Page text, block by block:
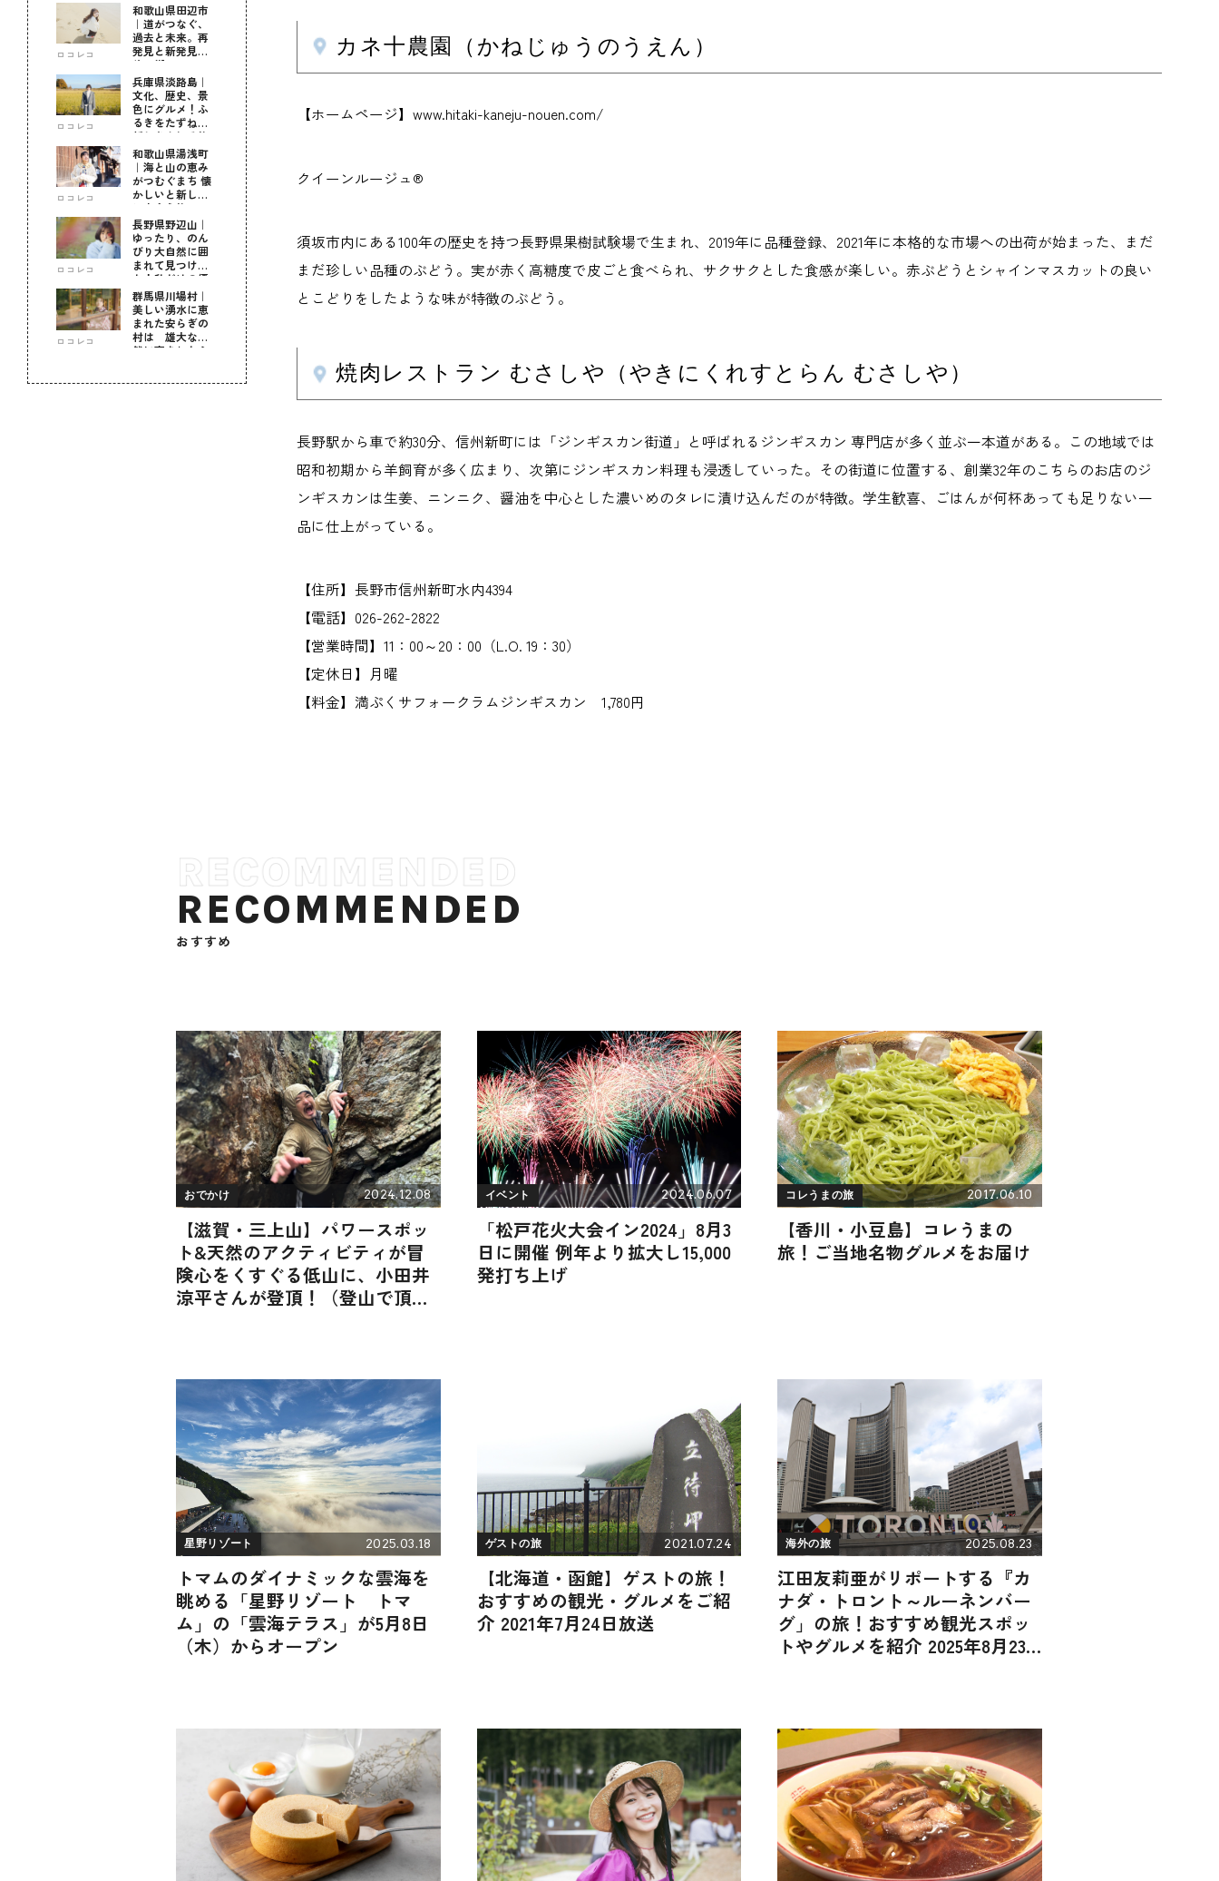
ロコレコ
和歌山県田辺市
｜道がつなぐ、
過去と未来。再
発見と新発見の
待つ街へ
ロコレコ
兵庫県淡路島｜
文化、歴史、景
色にグルメ！ふ
るきをたずねて
新しきを知る旅
ロコレコ
和歌山県湯浅町
｜海と山の恵み
がつむぐまち 懐
かしいと新しい
に出会う旅
ロコレコ
長野県野辺山｜
ゆったり、のん
びり大自然に囲
まれて見つけ
た！私だけの優
しい自分時間
ロコレコ
群馬県川場村｜
美しい湧水に恵
まれた安らぎの
村は 雄大な自
然に育まれた心
カネ十農園（かねじゅうのうえん）
【ホームページ】www.hitaki-kaneju-nouen.com/
クイーンルージュ®
須坂市内にある100年の歴史を持つ長野県果樹試験場で生まれ、2019年に品種登録、2021年に本格的な市場への出荷が始まった、まだ
まだ珍しい品種のぶどう。実が赤く高糖度で皮ごと食べられ、サクサクとした食感が楽しい。赤ぶどうとシャインマスカットの良い
とこどりをしたような味が特徴のぶどう。
焼肉レストラン むさしや（やきにくれすとらん むさしや）
長野駅から車で約30分、信州新町には「ジンギスカン街道」と呼ばれるジンギスカン 専門店が多く並ぶ一本道がある。この地域では
昭和初期から羊飼育が多く広まり、次第にジンギスカン料理も浸透していった。その街道に位置する、創業32年のこちらのお店のジ
ンギスカンは生姜、ニンニク、醤油を中心とした濃いめのタレに漬け込んだのが特徴。学生歓喜、ごはんが何杯あっても足りない一
品に仕上がっている。
【住所】長野市信州新町水内4394
【電話】026-262-2822
【営業時間】11：00～20：00（L.O. 19：30）
【定休日】月曜
【料金】満ぷくサフォークラムジンギスカン 1,780円
RECOMMENDED
おすすめ
おでかけ 2024.12.08
【滋賀・三上山】パワースポッ
ト&天然のアクティビティが冒
険心をくすぐる低山に、小田井
涼平さんが登頂！（登山で頂き
イベント 2024.06.07
「松戸花火大会イン2024」8月3
日に開催 例年より拡大し15,000
発打ち上げ
コレうまの旅 2017.06.10
【香川・小豆島】コレうまの
旅！ご当地名物グルメをお届け
星野リゾート 2025.03.18
トマムのダイナミックな雲海を
眺める「星野リゾート トマ
ム」の「雲海テラス」が5月8日
（木）からオープン
ゲストの旅 2021.07.24
【北海道・函館】ゲストの旅！
おすすめの観光・グルメをご紹
介 2021年7月24日放送
海外の旅 2025.08.23
江田友莉亜がリポートする『カ
ナダ・トロント～ルーネンバー
グ」の旅！おすすめ観光スポッ
トやグルメを紹介 2025年8月23